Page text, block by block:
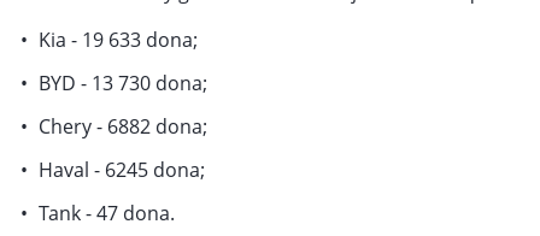
Kia - 19 633 dona;
BYD - 13 730 dona;
Chery - 6882 dona;
Haval - 6245 dona;
Tank - 47 dona.